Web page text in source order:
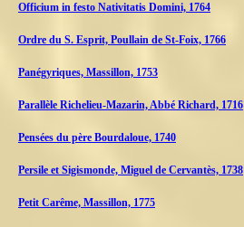
Officium in festo Nativitatis Domini, 1764
Ordre du S. Esprit, Poullain de St-Foix, 1766
Panégyriques, Massillon, 1753
Parallèle Richelieu-Mazarin, Abbé Richard, 1716
Pensées du père Bourdaloue, 1740
Persile et Sigismonde, Miguel de Cervantès, 1738
Petit Carême, Massillon, 1775